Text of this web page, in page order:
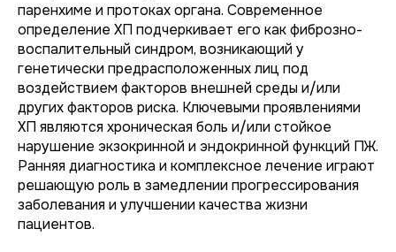
паренхиме и протоках органа. Современное
определение ХП подчеркивает его как фиброзно-
воспалительный синдром, возникающий у
генетически предрасположенных лиц под
воздействием факторов внешней среды и/или
других факторов риска. Ключевыми проявлениями
ХП являются хроническая боль и/или стойкое
нарушение экзокринной и эндокринной функций ПЖ.
Ранняя диагностика и комплексное лечение играют
решающую роль в замедлении прогрессирования
заболевания и улучшении качества жизни
пациентов.